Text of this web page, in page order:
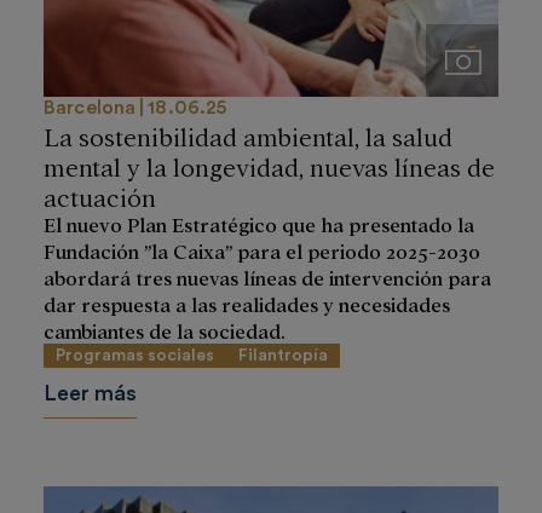
Imágenes
Barcelona 18.06.25
La sostenibilidad ambiental, la salud
mental y la longevidad, nuevas líneas de
actuación
El nuevo Plan Estratégico que ha presentado la
Fundación ”la Caixa” para el periodo 2025-2030
abordará tres nuevas líneas de intervención para
dar respuesta a las realidades y necesidades
cambiantes de la sociedad.
Programas sociales Filantropía
Leer más